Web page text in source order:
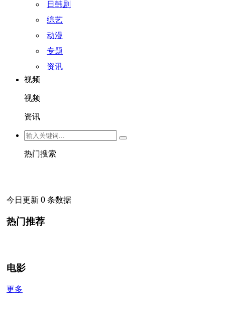
日韩剧
综艺
动漫
专题
资讯
视频
视频
资讯
热门搜索
今日更新 0 条数据
热门推荐
电影
更多